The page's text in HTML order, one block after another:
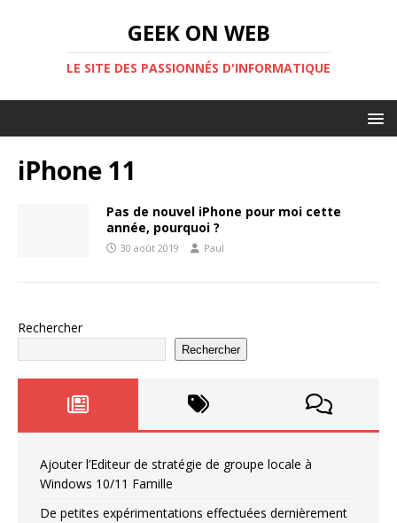
GEEK ON WEB
LE SITE DES PASSIONNÉS D'INFORMATIQUE
iPhone 11
Pas de nouvel iPhone pour moi cette
année, pourquoi ?
30 août 2019 Paul
Rechercher
Rechercher
Ajouter l’Editeur de stratégie de groupe locale à
Windows 10/11 Famille
De petites expérimentations effectuées dernièrement